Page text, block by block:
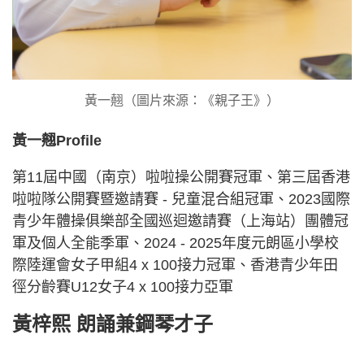
黃一翹（圖片來源：《親子王》）
黃一翹Profile
第11屆中國（南京）啦啦操公開賽冠軍、第三屆香港
啦啦隊公開賽暨邀請賽 - 兒童混合組冠軍、2023國際
青少年體操俱樂部全國巡迴邀請賽（上海站）團體冠
軍及個人全能季軍、2024 - 2025年度元朗區小學校
際陸運會女子甲組4 x 100接力冠軍、香港青少年田
徑分齡賽U12女子4 x 100接力亞軍
黃梓熙 朗誦兼鋼琴才子